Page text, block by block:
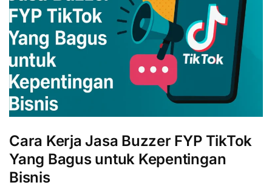
Cara Kerja Jasa Buzzer FYP TikTok
Yang Bagus untuk Kepentingan
Bisnis